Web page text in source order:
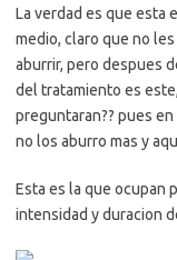
La verdad es que esta
medio, claro que no
aburrir, pero despues
del tratamiento es
preguntaran?? pues
no los aburro mas y
Esta es la que ocupan
intensidad y duracion